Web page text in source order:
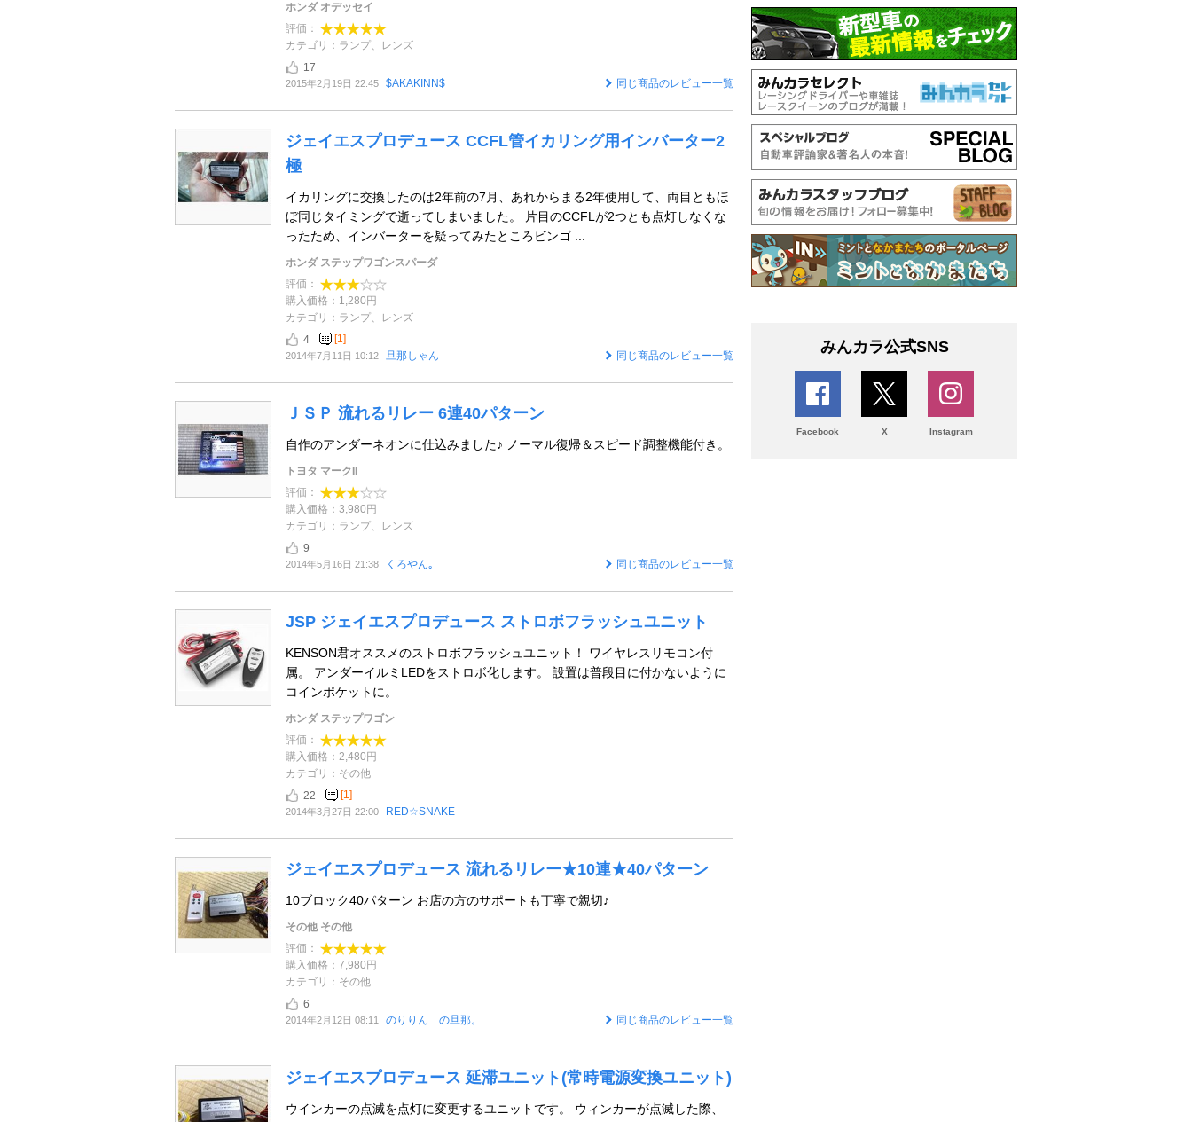
ホンダ オデッセイ
評価：
カテゴリ：ランプ、レンズ
17
2015年2月19日 22:45 $AKAKINN$ 同じ商品のレビュー一覧
ジェイエスプロデュース CCFL管イカリング用インバーター2
極
イカリングに交換したのは2年前の7月、あれからまる2年使用して、両目ともほ
ぼ同じタイミングで逝ってしまいました。 片目のCCFLが2つとも点灯しなくな
ったため、インバーターを疑ってみたところビンゴ ...
ホンダ ステップワゴンスパーダ
評価：
購入価格：1,280円
カテゴリ：ランプ、レンズ
4
[1]
2014年7月11日 10:12 旦那しゃん 同じ商品のレビュー一覧
ＪＳＰ 流れるリレー 6連40パターン
自作のアンダーネオンに仕込みました♪ ノーマル復帰＆スピード調整機能付き。
トヨタ マークII
評価：
購入価格：3,980円
カテゴリ：ランプ、レンズ
9
2014年5月16日 21:38 くろやん｡ 同じ商品のレビュー一覧
JSP ジェイエスプロデュース ストロボフラッシュユニット
KENSON君オススメのストロボフラッシュユニット！ ワイヤレスリモコン付
属。 アンダーイルミLEDをストロボ化します。 設置は普段目に付かないように
コインポケットに。
ホンダ ステップワゴン
評価：
購入価格：2,480円
カテゴリ：その他
22
[1]
2014年3月27日 22:00 RED☆SNAKE
ジェイエスプロデュース 流れるリレー★10連★40パターン
10ブロック40パターン お店の方のサポートも丁寧で親切♪
その他 その他
評価：
購入価格：7,980円
カテゴリ：その他
6
2014年2月12日 08:11 のりりん の旦那。 同じ商品のレビュー一覧
ジェイエスプロデュース 延滞ユニット(常時電源変換ユニット)
ウインカーの点滅を点灯に変更するユニットです。 ウィンカーが点滅した際、
みんカラ公式SNS
Facebook X Instagram